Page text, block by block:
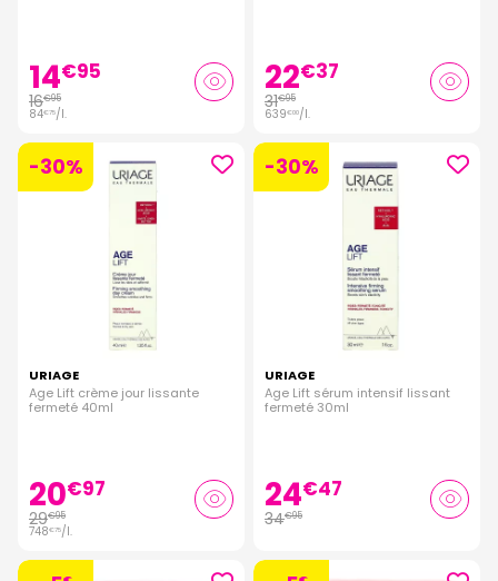
14€95
16€95
84€75/l.
22€37
31€95
639€00/l.
-30%
URIAGE
Age Lift crème jour lissante
fermeté 40ml
20€97
29€95
748€75/l.
-30%
URIAGE
Age Lift sérum intensif lissant
fermeté 30ml
24€47
34€95